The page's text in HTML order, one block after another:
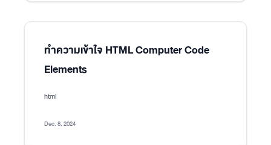
ทำความเข้าใจ HTML Computer Code
Elements
html
Dec. 8, 2024